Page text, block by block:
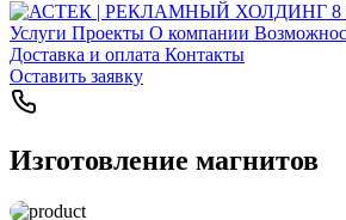
8
Услуги Проекты О компании
Доставка и оплата Контакты
Оставить заявку
Изготовление магнитов